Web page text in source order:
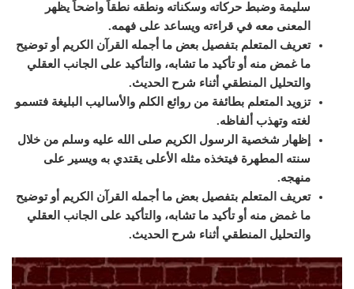
سليمة وضبط حركاته وسكناته ونطقه نطقاً واضحاً يظهر
المعنى معه في قراءته ويساعد على فهمه.
تعريف المتعلم بتفصيل بعض ما أجمله القرآن الكريم أو توضيح
ما غمض منه أو تأكيد ما تشابه، والتأكيد على الجانب العقلي
والتحليل المنطقي أثناء شرح الحديث.
تزويد المتعلم بطائفة من روائع الكلم والأساليب البليغة فتسمو
لغته وتهذب ألفاظه.
إظهار شخصية الرسول الكريم صلى الله عليه وسلم من خلال
سنته المطهرة فيتخذه مثله الأعلى يقتدي به ويسير على
منهجه.
تعريف المتعلم بتفصيل بعض ما أجمله القرآن الكريم أو توضيح
ما غمض منه أو تأكيد ما تشابه، والتأكيد على الجانب العقلي
والتحليل المنطقي أثناء شرح الحديث.